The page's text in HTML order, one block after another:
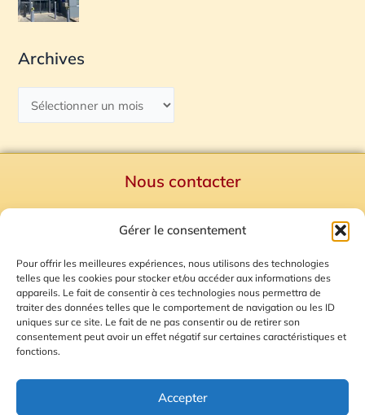
Gérer le consentement
Pour offrir les meilleures expériences, nous utilisons des technologies
telles que les cookies pour stocker et/ou accéder aux informations des
appareils. Le fait de consentir à ces technologies nous permettra de
traiter des données telles que le comportement de navigation ou les ID
uniques sur ce site. Le fait de ne pas consentir ou de retirer son
consentement peut avoir un effet négatif sur certaines caractéristiques et
fonctions.
Accepter
Archives
Nous contacter
Mentions Légales
Plan du site
Gestion des Cookies